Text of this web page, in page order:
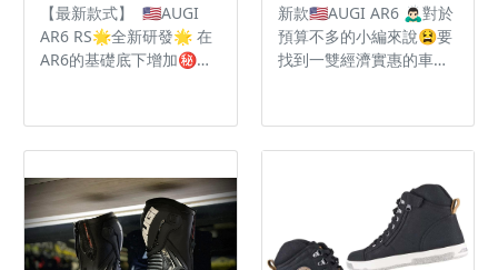
【最新款式】 🇺🇸AUGI
AR6 RS🌟全新研發🌟 在
AR6的基礎底下增加㊙️內
小腿ATOP旋鈕調整系統搭
配拉鍊
新款🇺🇸AUGI AR6 🙇🏻‍♂️對於
預算不多的小編來說😫要
找到一雙經濟實惠的車靴
度是非常重要的🌟最棒的
是AUGI有做氣道設計💯
🔥 - ATOP旋鈕鋼絲🛡️調
節系統 不管您腿多粗也都
穿的下💙 不用再翻山越嶺